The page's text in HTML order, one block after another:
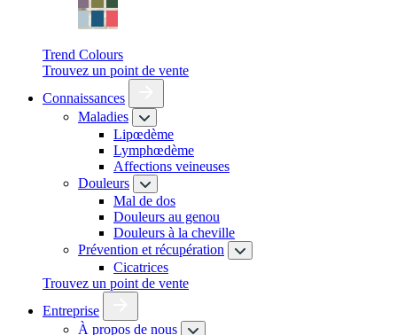
Trend Colours
Trouvez un point de vente
Connaissances
Maladies
Lipœdème
Lymphœdème
Affections veineuses
Douleurs
Mal de dos
Douleurs au genou
Douleurs à la cheville
Prévention et récupération
Cicatrices
Trouvez un point de vente
Entreprise
À propos de nous